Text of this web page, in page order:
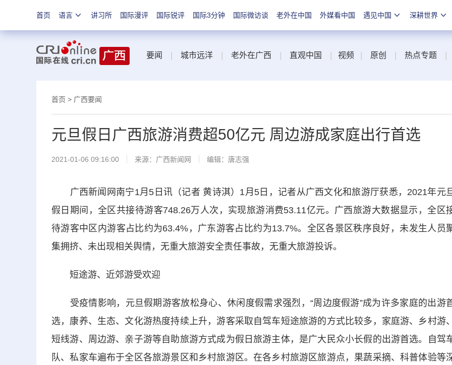
首页 语言 讲习所 国际漫评 国际锐评 国际3分钟 国际微访谈 老外在中国 外媒看中国 遇见中国 深耕世界
要闻 城市远洋 老外在广西 直观中国 视频 原创 热点专题
首页 > 广西要闻
元旦假日广西旅游消费超50亿元 周边游成家庭出行首选
2021-01-06 09:16:00 来源： 广西新闻网 编辑：唐志强
广西新闻网南宁1月5日讯（记者 黄诗淇）1月5日，记者从广西文化和旅游厅获悉，2021年元
假日期间，全区共接待游客748.26万人次，实现旅游消费53.11亿元。广西旅游大数据显示，全区
待游客中区内游客占比约为63.4%，广东游客占比约为13.7%。全区各景区秩序良好，未发生人员
集拥挤、未出现相关舆情，无重大旅游安全责任事故，无重大旅游投诉。
短途游、近郊游受欢迎
受疫情影响，元旦假期游客放松身心、休闲度假需求强烈，“周边度假游”成为许多家庭的出游
选，康养、生态、文化游热度持续上升，游客采取自驾车短途旅游的方式比较多，家庭游、乡村游、
短线游、周边游、亲子游等自助旅游方式成为假日旅游主体，是广大民众小长假的出游首选。自驾
队、私家车遍布于全区各旅游景区和乡村旅游区。在各乡村旅游区旅游点，果蔬采摘、科普体验等